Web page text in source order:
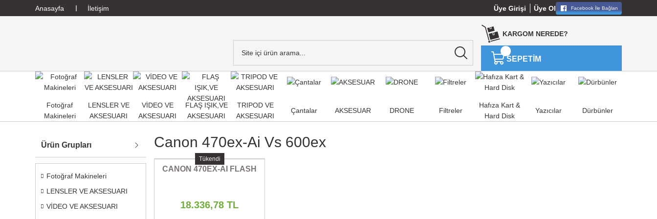
Anasayfa İletişim Üye Girişi Üye Ol Facebook İle Bağlan
KARGOM NEREDE?
SEPETİM
Fotoğraf
Makineleri
LENSLER VE
AKSESUARI
VİDEO VE
AKSESUARI
FLAŞ IŞIK,VE
AKSESUARI
TRIPOD VE
AKSESUARI
Çantalar AKSESUAR DRONE Filtreler
Hafıza Kart &
Hard Disk
Yazıcılar Dürbünler
Ürün Grupları
Fotoğraf Makineleri
LENSLER VE AKSESUARI
VİDEO VE AKSESUARI
Canon 470ex-Ai Vs 600ex
Tükendi
CANON 470EX-AI FLASH
18.336,78 TL